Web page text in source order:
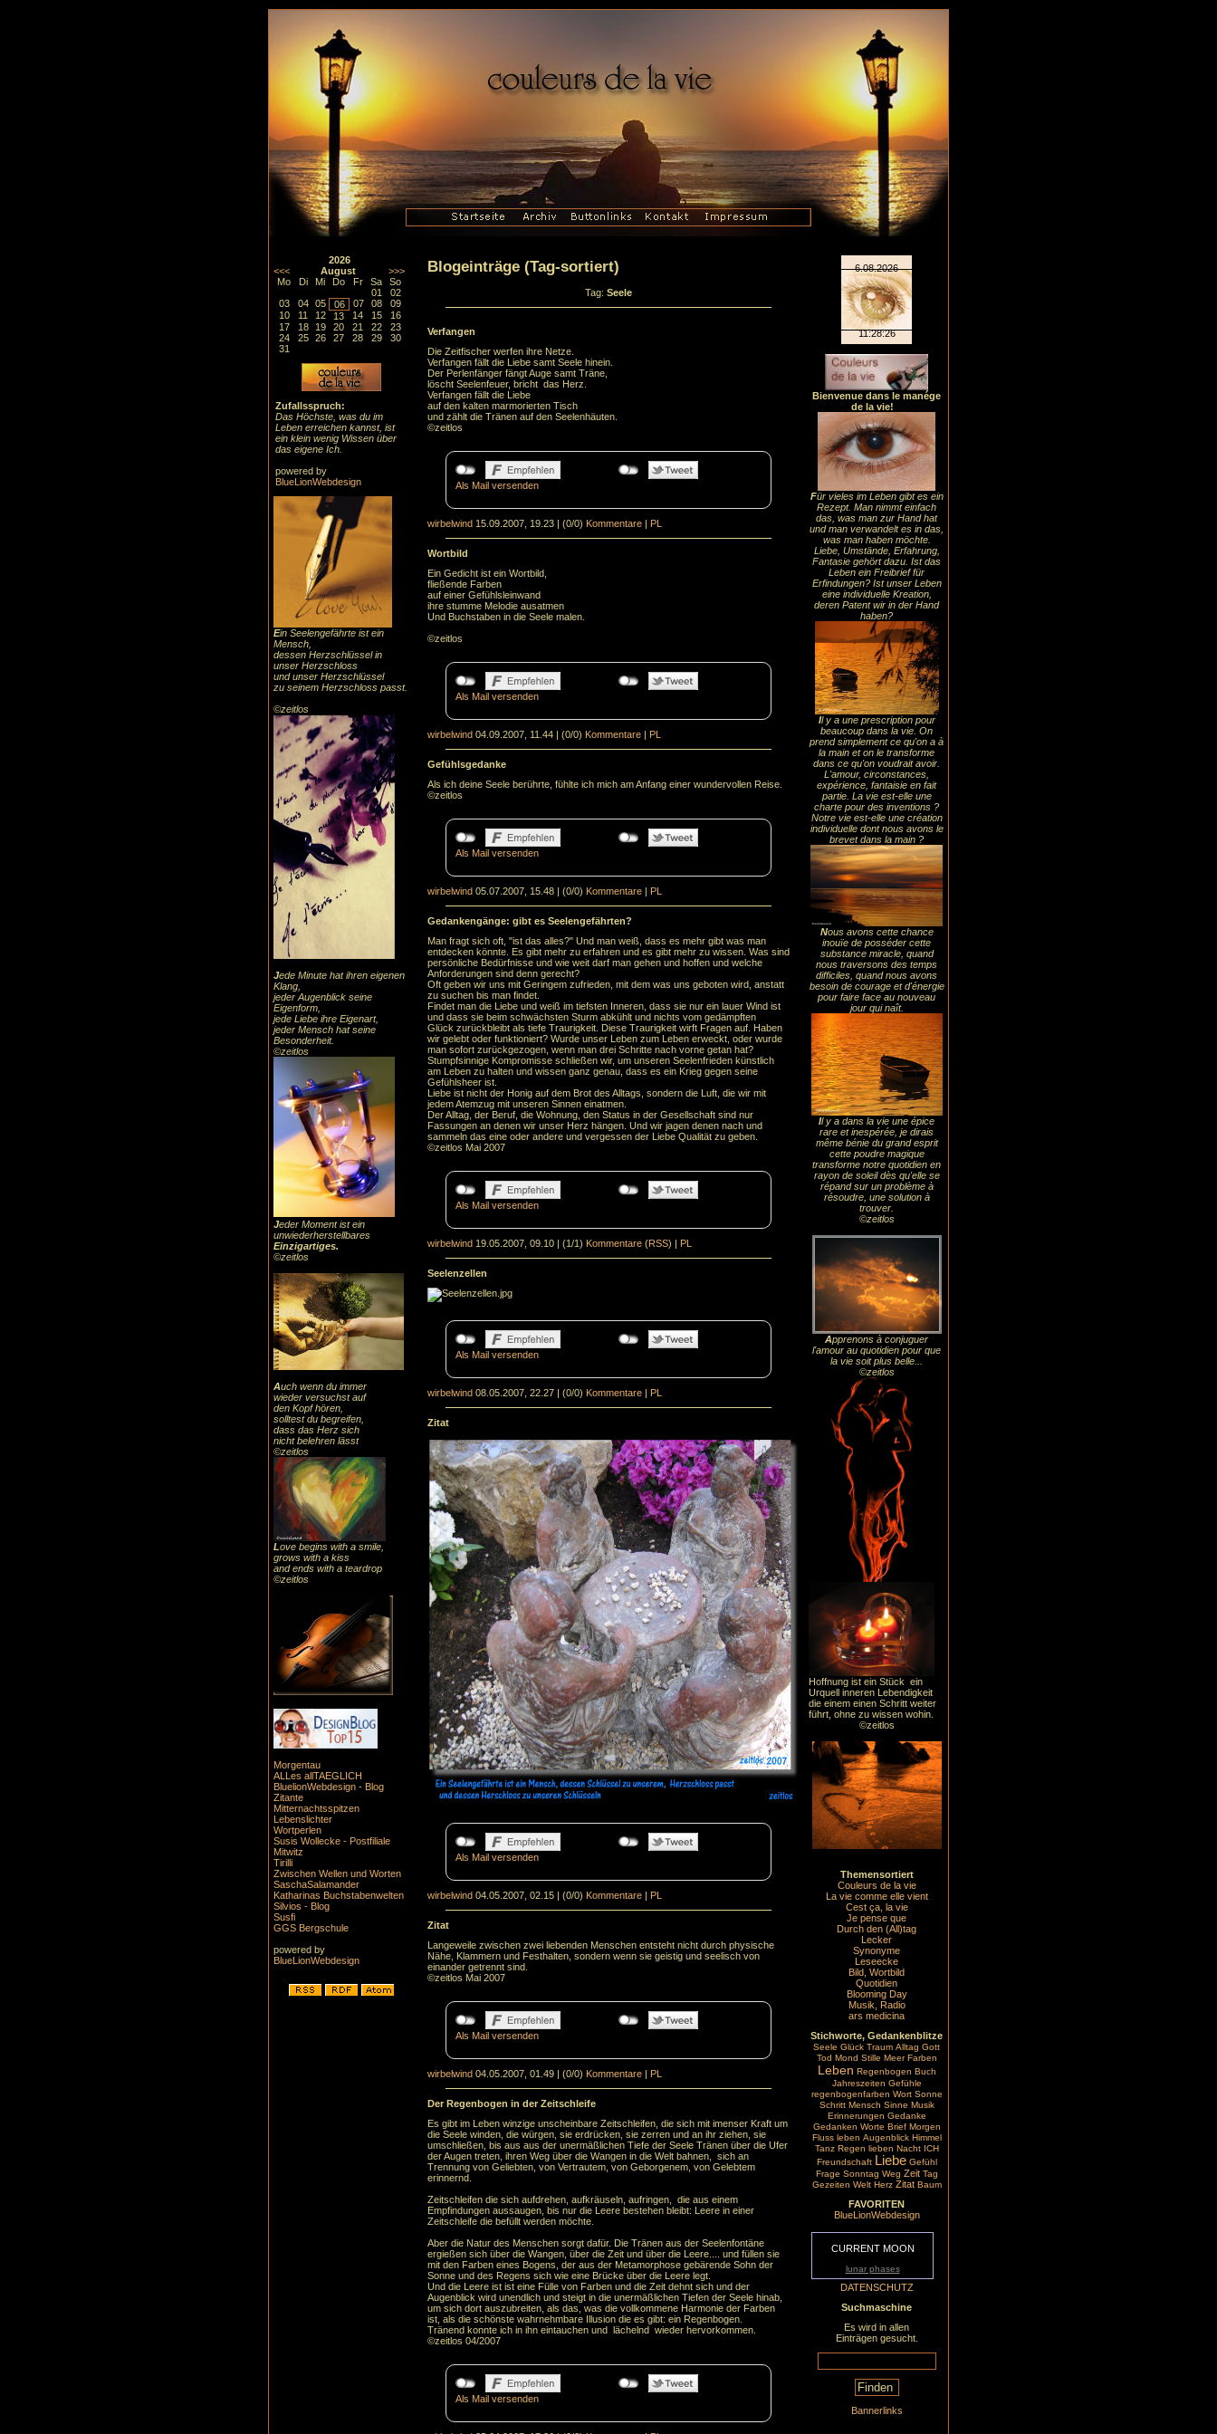
2026
<<<
August
>>>
Mo
Di Mi Do Fr Sa
So
01
02
03
04 05 06 07 08
09
10
11 12 13 14 15
16
17
18 19 20 21 22
23
24
25 26 27 28 29
30
31
Zufallsspruch:
Das Höchste, was du im
Leben erreichen kannst, ist
ein klein wenig Wissen über
das eigene Ich.
powered by
BlueLionWebdesign
Ein Seelengefährte ist ein
Mensch,
dessen Herzschlüssel in
unser Herzschloss
und unser Herzschlüssel
zu seinem Herzschloss passt.
©zeitlos
Jede Minute hat ihren eigenen
Klang,
jeder Augenblick seine
Eigenform,
jede Liebe ihre Eigenart,
jeder Mensch hat seine
Besonderheit.
©zeitlos
Jeder Moment ist ein
unwiederherstellbares
Einzigartiges.
©zeitlos
Auch wenn du immer
wieder versuchst auf
den Kopf hören,
solltest du begreifen,
dass das Herz sich
nicht belehren lässt
©zeitlos
Love begins with a smile,
grows with a kiss
and ends with a teardrop
©zeitlos
Morgentau
ALLes allTAEGLICH
BluelionWebdesign - Blog
Zitante
Mitternachtsspitzen
Lebenslichter
Wortperlen
Susis Wollecke - Postfiliale
Mitwitz
Tirilli
Zwischen Wellen und Worten
SaschaSalamander
Katharinas Buchstabenwelten
Silvios - Blog
Susfi
GGS Bergschule
powered by
BlueLionWebdesign
Blogeinträge (Tag-sortiert)
Tag: Seele
Verfangen
Die Zeitfischer werfen ihre Netze.
Verfangen fällt die Liebe samt Seele hinein.
Der Perlenfänger fängt Auge samt Träne,
löscht Seelenfeuer, bricht das Herz.
Verfangen fällt die Liebe
auf den kalten marmorierten Tisch
und zählt die Tränen auf den Seelenhäuten.
©zeitlos
Als Mail versenden
wirbelwind 15.09.2007, 19.23 (0/0) Kommentare PL
Wortbild
Ein Gedicht ist ein Wortbild,
fließende Farben
auf einer Gefühlsleinwand
ihre stumme Melodie ausatmen
Und Buchstaben in die Seele malen.
©zeitlos
Als Mail versenden
wirbelwind 04.09.2007, 11.44 (0/0) Kommentare PL
Gefühlsgedanke
Als ich deine Seele berührte, fühlte ich mich am Anfang einer wundervollen Reise.
©zeitlos
Als Mail versenden
wirbelwind 05.07.2007, 15.48 (0/0) Kommentare PL
Gedankengänge: gibt es Seelengefährten?
Man fragt sich oft, "ist das alles?" Und man weiß, dass es mehr gibt was man
entdecken könnte. Es gibt mehr zu erfahren und es gibt mehr zu wissen. Was sind
persönliche Bedürfnisse und wie weit darf man gehen und hoffen und welche
Anforderungen sind denn gerecht?
Oft geben wir uns mit Geringem zufrieden, mit dem was uns geboten wird, anstatt
zu suchen bis man findet.
Findet man die Liebe und weiß im tiefsten Inneren, dass sie nur ein lauer Wind ist
und dass sie beim schwächsten Sturm abkühlt und nichts vom gedämpften
Glück zurückbleibt als tiefe Traurigkeit. Diese Traurigkeit wirft Fragen auf. Haben
wir gelebt oder funktioniert? Wurde unser Leben zum Leben erweckt, oder wurde
man sofort zurückgezogen, wenn man drei Schritte nach vorne getan hat?
Stumpfsinnige Kompromisse schließen wir, um unseren Seelenfrieden künstlich
am Leben zu halten und wissen ganz genau, dass es ein Krieg gegen seine
Gefühlsheer ist.
Liebe ist nicht der Honig auf dem Brot des Alltags, sondern die Luft, die wir mit
jedem Atemzug mit unseren Sinnen einatmen.
Der Alltag, der Beruf, die Wohnung, den Status in der Gesellschaft sind nur
Fassungen an denen wir unser Herz hängen. Und wir jagen denen nach und
sammeln das eine oder andere und vergessen der Liebe Qualität zu geben.
©zeitlos Mai 2007
Als Mail versenden
wirbelwind 19.05.2007, 09.10 (1/1) Kommentare (RSS) | PL
Seelenzellen
Als Mail versenden
wirbelwind 08.05.2007, 22.27 (0/0) Kommentare PL
Zitat
Als Mail versenden
wirbelwind 04.05.2007, 02.15 (0/0) Kommentare PL
Zitat
Langeweile zwischen zwei liebenden Menschen entsteht nicht durch physische
Nähe, Klammern und Festhalten, sondern wenn sie geistig und seelisch von
einander getrennt sind.
©zeitlos Mai 2007
Als Mail versenden
wirbelwind 04.05.2007, 01.49 (0/0) Kommentare PL
Der Regenbogen in der Zeitschleife
Es gibt im Leben winzige unscheinbare Zeitschleifen, die sich mit imenser Kraft um
die Seele winden, die würgen, sie erdrücken, sie zerren und an ihr ziehen, sie
umschließen, bis aus aus der unermäßlichen Tiefe der Seele Tränen über die Ufer
der Augen treten, ihren Weg über die Wangen in die Welt bahnen, sich an
Trennung von Geliebten, von Vertrautem, von Geborgenem, von Gelebtem
erinnernd.
Zeitschleifen die sich aufdrehen, aufkräuseln, aufringen, die aus einem
Empfindungen aussaugen, bis nur die Leere bestehen bleibt: Leere in einer
Zeitschleife die befüllt werden möchte.
Aber die Natur des Menschen sorgt dafür. Die Tränen aus der Seelenfontäne
ergießen sich über die Wangen, über die Zeit und über die Leere.... und füllen sie
mit den Farben eines Bogens, der aus der Metamorphose gebärende Sohn der
Sonne und des Regens sich wie eine Brücke über die Leere legt.
Und die Leere ist ist eine Fülle von Farben und die Zeit dehnt sich und der
Augenblick wird unendlich und steigt in die unermäßlichen Tiefen der Seele hinab,
um sich dort auszubreiten, als das, was die vollkommene Harmonie der Farben
ist, als die schönste wahrnehmbare Illusion die es gibt: ein Regenbogen.
Tränend konnte ich in ihn eintauchen und lächelnd wieder hervorkommen.
©zeitlos 04/2007
Als Mail versenden
Bienvenue dans le manége
de la vie!
Für vieles im Leben gibt es ein
Rezept. Man nimmt einfach
das, was man zur Hand hat
und man verwandelt es in das,
was man haben möchte.
Liebe, Umstände, Erfahrung,
Fantasie gehört dazu. Ist das
Leben ein Freibrief für
Erfindungen? Ist unser Leben
eine individuelle Kreation,
deren Patent wir in der Hand
haben?
Il y a une prescription pour
beaucoup dans la vie. On
prend simplement ce qu'on a à
la main et on le transforme
dans ce qu'on voudrait avoir.
L'amour, circonstances,
expérience, fantaisie en fait
partie. La vie est-elle une
charte pour des inventions ?
Notre vie est-elle une création
individuelle dont nous avons le
brevet dans la main ?
Nous avons cette chance
inouïe de posséder cette
substance miracle, quand
nous traversons des temps
difficiles, quand nous avons
besoin de courage et d'énergie
pour faire face au nouveau
jour qui naît.
Il y a dans la vie une épice
rare et inespérée, je dirais
même bénie du grand esprit
cette poudre magique
transforme notre quotidien en
rayon de soleil dès qu'elle se
répand sur un problème à
résoudre, une solution à
trouver.
©zeitlos
Apprenons à conjuguer
l'amour au quotidien pour que
la vie soit plus belle...
©zeitlos
Hoffnung ist ein Stück ein
Urquell inneren Lebendigkeit
die einem einen Schritt weiter
führt, ohne zu wissen wohin.
©zeitlos
Themensortiert
Couleurs de la vie
La vie comme elle vient
Cest ça, la vie
Je pense que
Durch den (All)tag
Lecker
Synonyme
Leseecke
Bild, Wortbild
Quotidien
Blooming Day
Musik, Radio
ars medicina
Stichworte, Gedankenblitze
Seele Glück Traum Alltag Gott
Tod Mond Stille Meer Farben
Leben Regenbogen Buch
Jahreszeiten Gefühle
regenbogenfarben Wort Sonne
Schritt Mensch Sinne Musik
Erinnerungen Gedanke
Gedanken Worte Brief Morgen
Fluss leben Augenblick Himmel
Tanz Regen lieben Nacht ICH
Freundschaft Liebe Gefühl
Frage Sonntag Weg Zeit Tag
Gezeiten Welt Herz Zitat Baum
FAVORITEN
BlueLionWebdesign
CURRENT MOON
lunar phases
DATENSCHUTZ
Suchmaschine
Es wird in allen
Einträgen gesucht.
Bannerlinks